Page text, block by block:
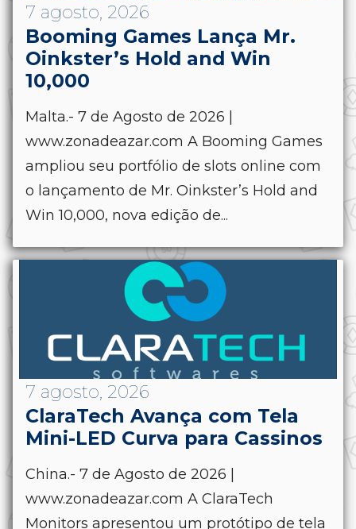
7 agosto, 2026
Booming Games Lança Mr.
Oinkster’s Hold and Win
10,000
Malta.- 7 de Agosto de 2026 |
www.zonadeazar.com A Booming Games
ampliou seu portfólio de slots online com
o lançamento de Mr. Oinkster’s Hold and
Win 10,000, nova edição de...
7 agosto, 2026
ClaraTech Avança com Tela
Mini-LED Curva para Cassinos
China.- 7 de Agosto de 2026 |
www.zonadeazar.com A ClaraTech
Monitors apresentou um protótipo de tela